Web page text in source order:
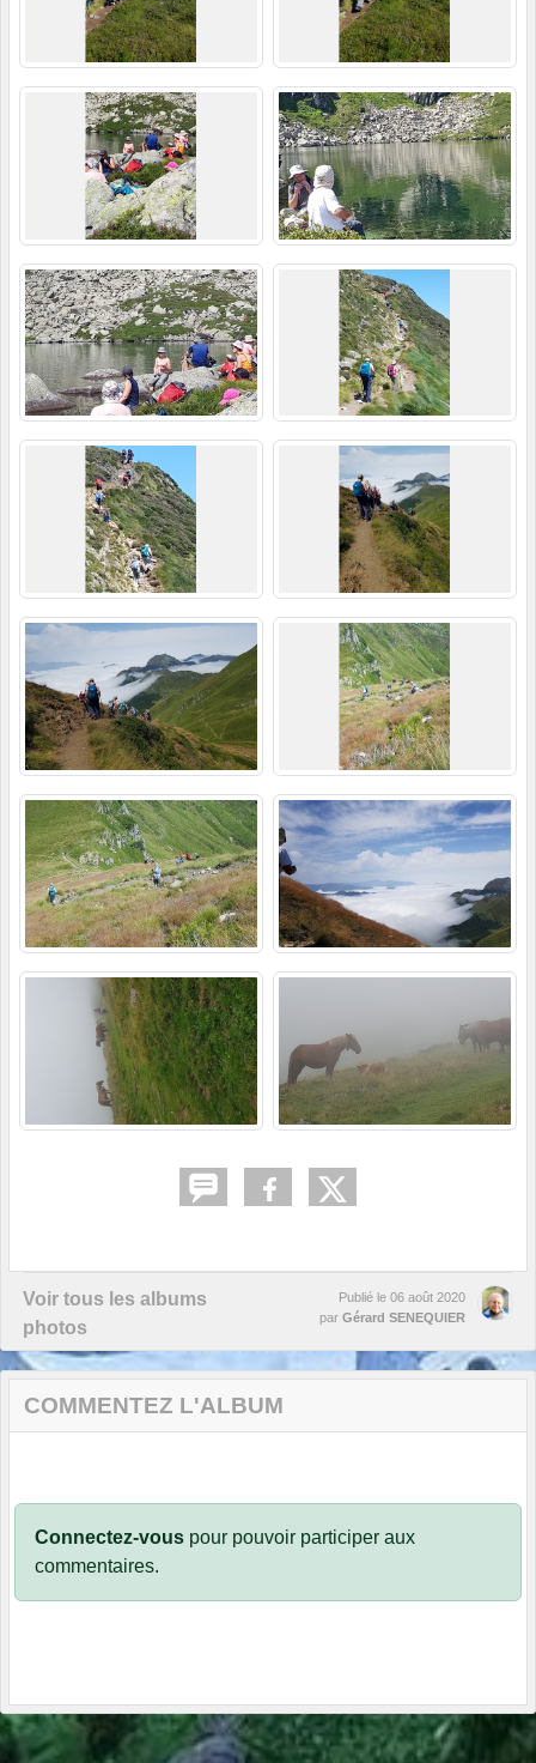
Voir tous les albums
photos
Publié le 06 août 2020
par Gérard SENEQUIER
COMMENTEZ L'ALBUM
Connectez-vous pour pouvoir participer aux
commentaires.